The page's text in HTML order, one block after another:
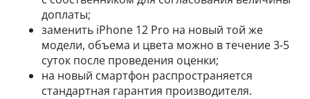
доплаты;
заменить iPhone 12 Pro на новый той же
модели, объема и цвета можно в течение 3-5
суток после проведения оценки;
на новый смартфон распространяется
стандартная гарантия производителя.